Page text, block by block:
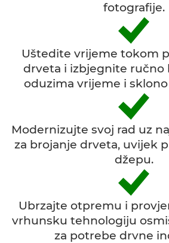
fotografije.
Uštedite vrijeme tokom
drveta i izbjegnite ručno
oduzima vrijeme i
Modernizujte svoj rad uz
za brojanje drveta, uvijek
džepu.
Ubrzajte otpremu i
vrhunsku tehnologiju
za potrebe drvne